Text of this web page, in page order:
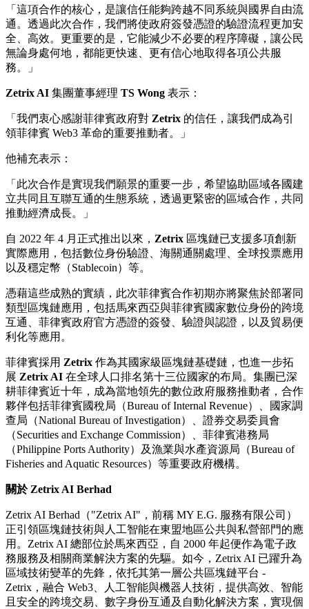
「這項合作的核心，是讓信任能夠跨越不同系統與國界自由流
通。透過此次合作，我們將使政府簽發憑證的驗證流程更加安
全、高效。更重要的是，它能減少不必要的程序障礙，讓公民
無論身處何地，都能更快速、更有信心地取得各項公共服
務。」
Zetrix AI 集團董事經理 TS Wong 表示：
「我們衷心感謝菲律賓政府對 Zetrix 的信任，讓我們成為引
領菲律賓 Web3 革命的重要推動者。」
他補充表示：
「此次合作是實現我們願景的重要一步，希望協助區域各國建
立共同且互聯互通的生態系統，透過更緊密的區域合作，共同
推動經濟成長。」
自 2022 年 4 月正式推出以來， Zetrix 區塊鏈已支援多項創新
實際應用，包括數位身份驗證、海關通關處理、全球投票應用
以及穩定幣（Stablecoin）等。
憑藉這些成熟的實績，此次菲律賓合作初期亦將聚焦於部署同
類型區塊鏈應用，包括馬來西亞與菲律賓國家數位身份的跨境
互通、菲律賓政府官方憑證的簽發、驗證與認證，以及貿易便
利化等應用。
菲律賓採用 Zetrix 作為其國家級區塊鏈基礎鏈，也進一步拓
展 Zetrix AI 在全球人口排名第十三位國家的布局。集團已深
耕菲律賓近十年，成為當地領先的數位政府服務推動者，合作
夥伴包括菲律賓國稅局（Bureau of Internal Revenue）、國家調
查局（National Bureau of Investigation）、證券交易委員會
（Securities and Exchange Commission）、菲律賓港務局
（Philippine Ports Authority）及漁業與水產資源局（Bureau of
Fisheries and Aquatic Resources）等重要政府機構。
關於Zetrix AI Berhad
Zetrix AI Berhad（"Zetrix AI"，前稱 MY E.G. 服務有限公司）
正引領區塊鏈技術與人工智能在東盟地區公共與私營部門的應
用。Zetrix AI 總部位於馬來西亞，自 2000 年起便作為電子政
務服務及相關商業解決方案的先驅。如今，Zetrix AI 已躍升為
區域技術變革的先鋒，依托其第一層公共區塊鏈平台 -
Zetrix，融合 Web3、人工智能與機器人技術，提供高效、智能
且安全的跨境交易、數字身份互通及自動化解決方案，實現個